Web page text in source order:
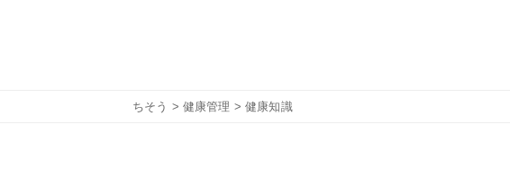
ちそう > 健康管理 > 健康知識